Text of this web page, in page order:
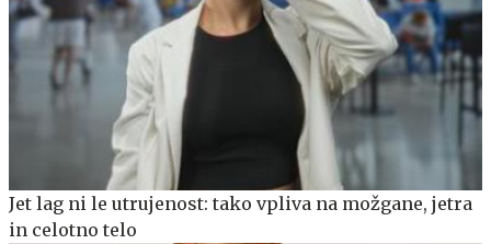
Jet lag ni le utrujenost: tako vpliva na možgane, jetra
in celotno telo